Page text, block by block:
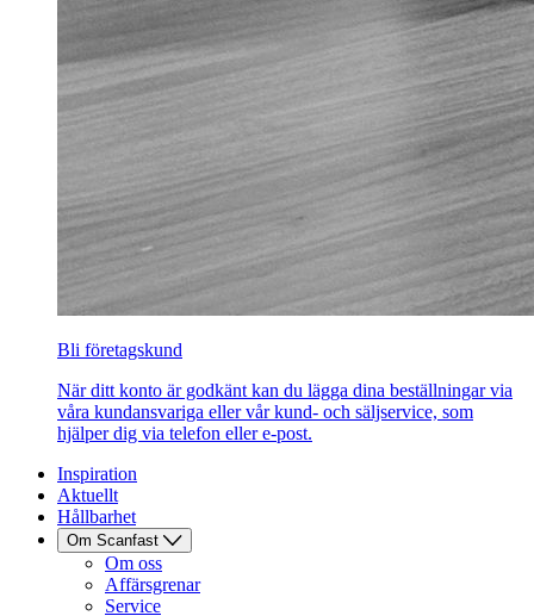
Bli företagskund
När ditt konto är godkänt kan du lägga dina beställningar via
våra kundansvariga eller vår kund- och säljservice, som
hjälper dig via telefon eller e-post.
Inspiration
Aktuellt
Hållbarhet
Om Scanfast
Om oss
Affärsgrenar
Service